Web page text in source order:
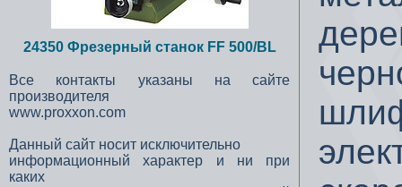
24350 Фрезерный станок FF 500/BL
Все контакты указаны на сайте
производителя
www.proxxon.com
Данный сайт носит исключительно
информационный характер и ни при
каких